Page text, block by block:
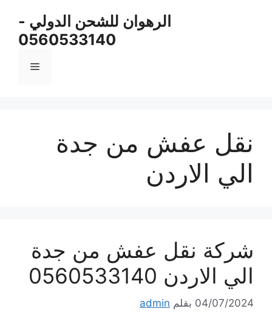
الرهوان للشحن الدولي -
0560533140
القائمة
نقل عفش من جدة
الي الاردن
شركة نقل عفش من جدة
الي الاردن 0560533140
04/07/2024 بقلم admin